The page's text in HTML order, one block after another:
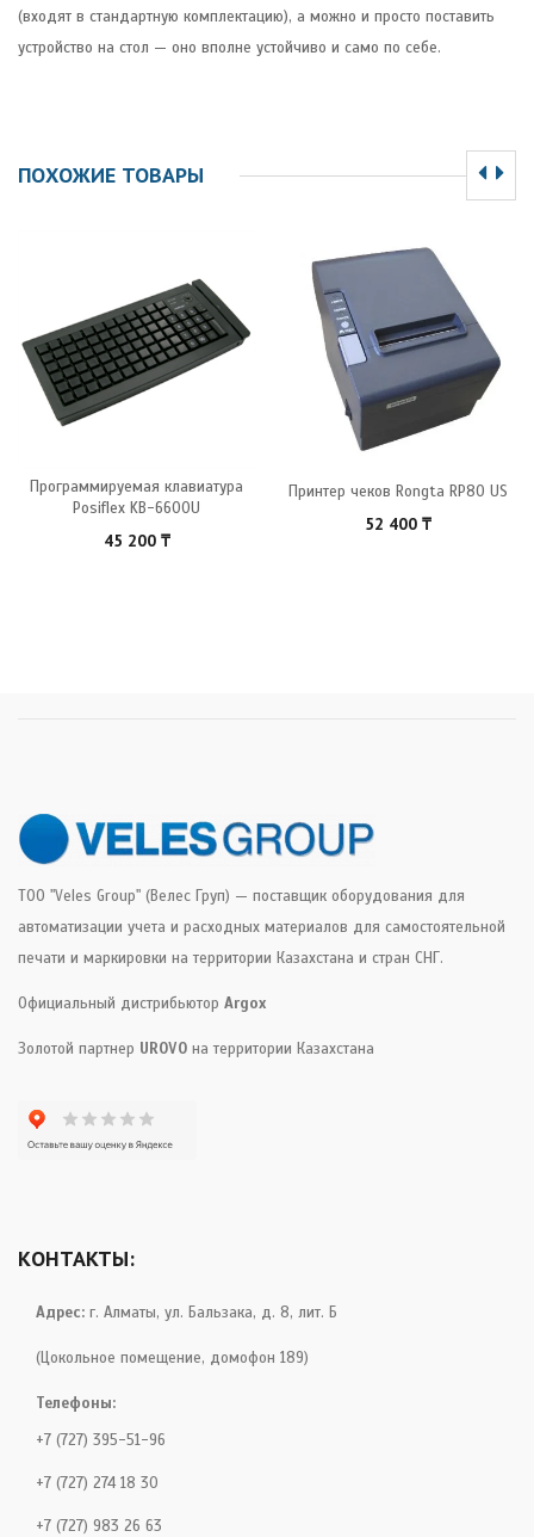
(входят в стандартную комплектацию), а можно и просто поставить
устройство на стол — оно вполне устойчиво и само по себе.
ПОХОЖИЕ ТОВАРЫ
Программируемая клавиатура
Posiflex KB-6600U
45 200 ₸
Принтер чеков Rongta RP80 US
52 400 ₸
ТОО "Veles Group" (Велес Груп) — поставщик оборудования для
автоматизации учета и расходных материалов для самостоятельной
печати и маркировки на территории Казахстана и стран СНГ.
Официальный дистрибьютор Argox
Золотой партнер UROVO на территории Казахстана
КОНТАКТЫ:
Адрес: г. Алматы, ул. Бальзака, д. 8, лит. Б
(Цокольное помещение, домофон 189)
Телефоны:
+7 (727) 395-51-96
+7 (727) 274 18 30
+7 (727) 983 26 63